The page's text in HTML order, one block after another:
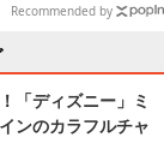
Recommended by
「ディズニー」ミ
ンのカラフルチャ